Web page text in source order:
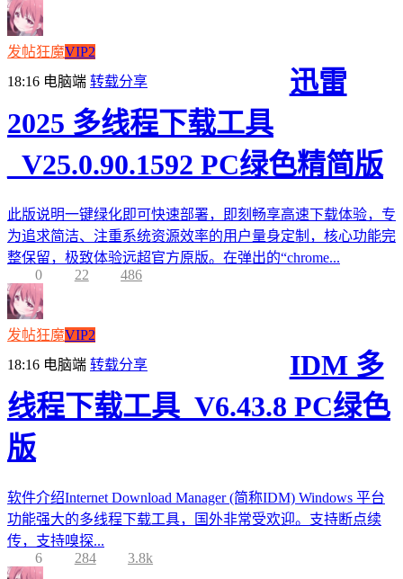
发帖狂魔VIP2
18:16 电脑端 转载分享
迅雷
2025 多线程下载工具
_V25.0.90.1592 PC绿色精简版
此版说明一键绿化即可快速部署，即刻畅享高速下载体验，专
为追求简洁、注重系统资源效率的用户量身定制，核心功能完
整保留，极致体验远超官方原版。在弹出的“chrome...
0
22 486
发帖狂魔VIP2
18:16 电脑端 转载分享
IDM 多
线程下载工具_V6.43.8 PC绿色
版
软件介绍Internet Download Manager (简称IDM) Windows 平台
功能强大的多线程下载工具，国外非常受欢迎。支持断点续
传，支持嗅探...
6
284 3.8k